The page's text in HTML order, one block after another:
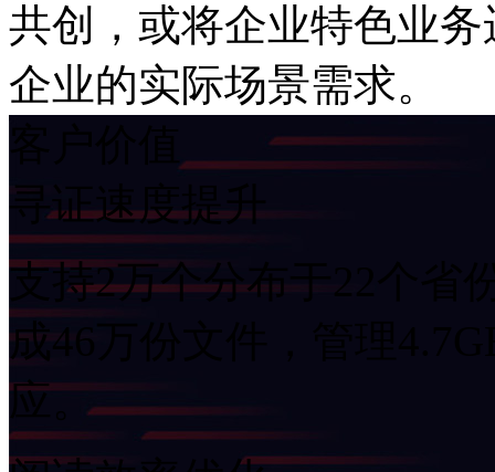
共创，或将企业特色业
企业的实际场景需求。
寻证速度提升
支持2万个分布于22个省
成46万份文件，管理
应。